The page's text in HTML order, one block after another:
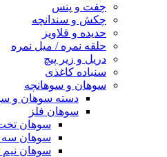
چفت و پنس
چکش و سندانچه
حدیده و قلاویز
حلقه نمره / میل نمره
دریل و زیر پیچ
سنباده کاغذی
سوهان و سوهانچه
دسته سوهان و
سوهان فلز
سوهان
سوهان سه
سوهان نیم